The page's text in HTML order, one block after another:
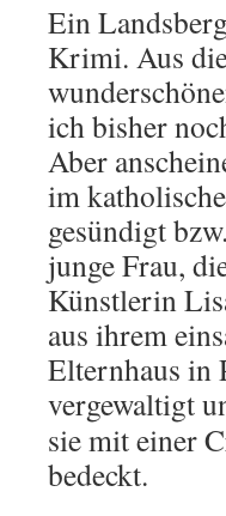
Ein
Krimi. Aus
ich bisher
Aber
im
gesündigt
junge Frau,
Künstlerin
aus ihrem
Elternhaus in
vergewaltigt
sie mit einer
bedeckt.